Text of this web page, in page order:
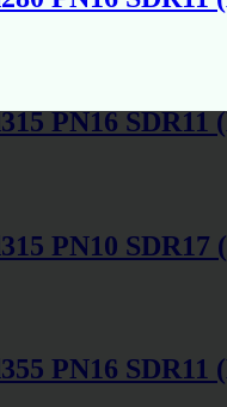
PN16 SDR11
PN10 SDR17
PN16 SDR11